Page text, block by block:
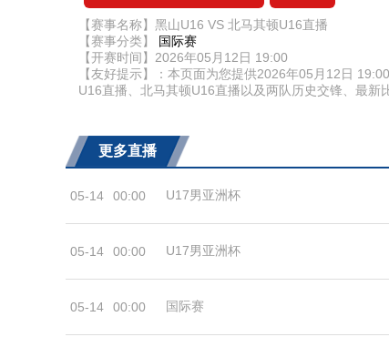
【赛事名称】黑山U16 VS 北马其顿U16直播
【赛事分类】 国际赛
【开赛时间】2026年05月12日 19:00
【友好提示】：本页面为您提供2026年05月12日
U16直播、北马其顿U16直播以及两队历史交锋、最新
更多直播
05-14 00:00 U17男亚洲杯
05-14 00:00 U17男亚洲杯
05-14 00:00 国际赛